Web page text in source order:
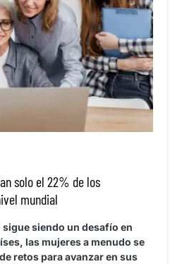
solo el 22% de los
mundial
sigue siendo un desafío en
las mujeres a menudo se
retos para avanzar en sus